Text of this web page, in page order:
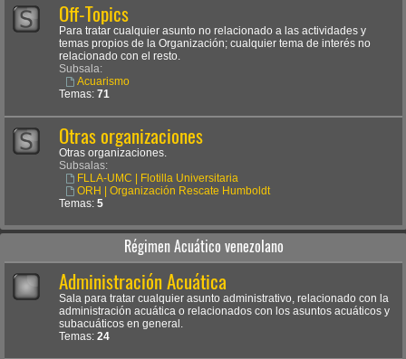
Off-Topics
Para tratar cualquier asunto no relacionado a las actividades y
temas propios de la Organización; cualquier tema de interés no
relacionado con el resto.
Subsala:
Acuarismo
Temas: 71
Otras organizaciones
Otras organizaciones.
Subsalas:
FLLA-UMC | Flotilla Universitaria
ORH | Organización Rescate Humboldt
Temas: 5
Régimen Acuático venezolano
Administración Acuática
Sala para tratar cualquier asunto administrativo, relacionado con la
administración acuática o relacionados con los asuntos acuáticos y
subacuáticos en general.
Temas: 24